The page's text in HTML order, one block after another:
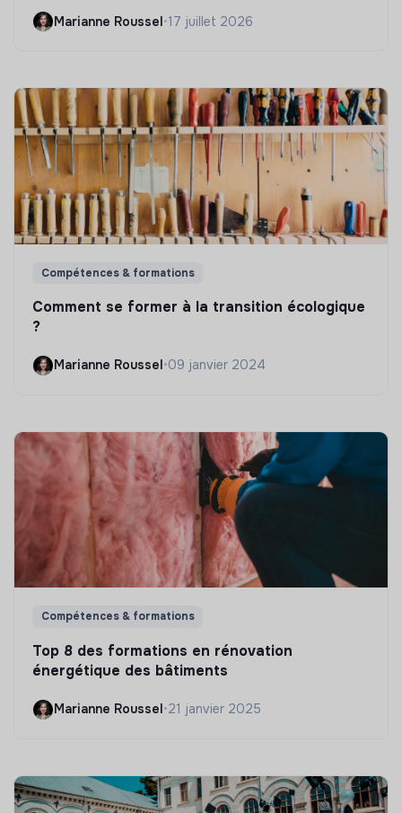
Marianne Roussel•17 juillet 2026
Compétences & formations
Comment se former à la transition écologique
?
Marianne Roussel •09 janvier 2024
Compétences & formations
Top 8 des formations en rénovation
énergétique des bâtiments
Marianne Roussel•21 janvier 2025